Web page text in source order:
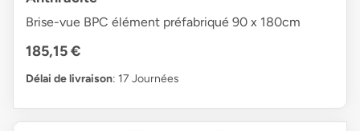
Brise-vue BPC élément préfabriqué 90 x 180cm
185,15 €
Délai de livraison: 17 Journées